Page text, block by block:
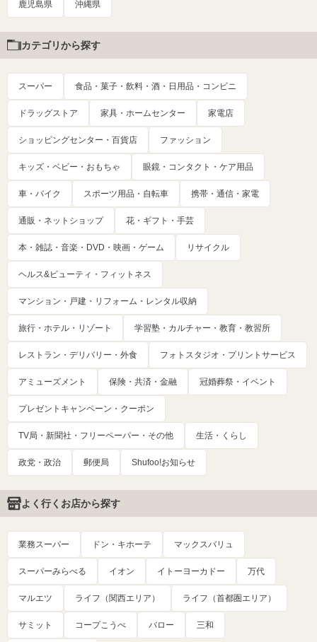
鹿児島県 沖縄県
カテゴリから探す
スーパー 食品・菓子・飲料・酒・日用品・コンビニ
ドラッグストア 家具・ホームセンター 家電店
ショッピングセンター・百貨店 ファッション
キッズ・ベビー・おもちゃ 眼鏡・コンタクト・ケア用品
車・バイク スポーツ用品・自転車 携帯・通信・家電
通販・ネットショップ 花・ギフト・手芸
本・雑誌・音楽・DVD・映画・ゲーム リサイクル
ヘルス&ビューティ・フィットネス
マンション・戸建・リフォーム・レンタル収納
旅行・ホテル・リゾート 学習塾・カルチャー・教育・教習所
レストラン・デリバリー・外食 フォトスタジオ・プリントサービス
アミューズメント 保険・共済・金融 冠婚葬祭・イベント
プレゼントキャンペーン・クーポン
TV局・新聞社・フリーペーパー・その他 生活・くらし
政党・政治 郵便局 Shufoo!お知らせ
よく行くお店から探す
業務スーパー ドン・キホーテ マックスバリュ
スーパーみらべる イオン イトーヨーカドー 万代
マルエツ ライフ（関西エリア） ライフ（首都圏エリア）
サミット コープこうべ バロー 三和